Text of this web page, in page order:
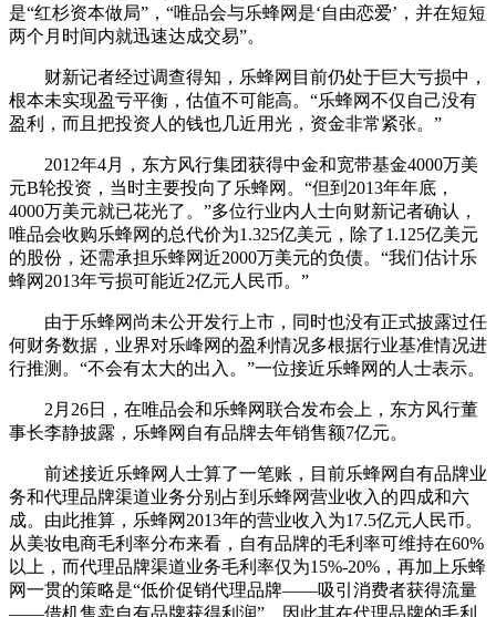
是“红杉资本做局”，“唯品会与乐蜂网是‘自由恋爱’，并在短短
两个月时间内就迅速达成交易”。
财新记者经过调查得知，乐蜂网目前仍处于巨大亏损中，
根本未实现盈亏平衡，估值不可能高。“乐蜂网不仅自己没有
盈利，而且把投资人的钱也几近用光，资金非常紧张。”
2012年4月，东方风行集团获得中金和宽带基金4000万美
元B轮投资，当时主要投向了乐蜂网。“但到2013年年底，
4000万美元就已花光了。”多位行业内人士向财新记者确认，
唯品会收购乐蜂网的总代价为1.325亿美元，除了1.125亿美元
的股份，还需承担乐蜂网近2000万美元的负债。“我们估计乐
蜂网2013年亏损可能近2亿元人民币。”
由于乐蜂网尚未公开发行上市，同时也没有正式披露过任
何财务数据，业界对乐峰网的盈利情况多根据行业基准情况进
行推测。“不会有太大的出入。”一位接近乐蜂网的人士表示。
2月26日，在唯品会和乐蜂网联合发布会上，东方风行董
事长李静披露，乐蜂网自有品牌去年销售额7亿元。
前述接近乐蜂网人士算了一笔账，目前乐蜂网自有品牌业
务和代理品牌渠道业务分别占到乐蜂网营业收入的四成和六
成。由此推算，乐蜂网2013年的营业收入为17.5亿元人民币。
从美妆电商毛利率分布来看，自有品牌的毛利率可维持在60%
以上，而代理品牌渠道业务毛利率仅为15%-20%，再加上乐蜂
网一贯的策略是“低价促销代理品牌——吸引消费者获得流量
——借机售卖自有品牌获得利润”，因此其在代理品牌的毛利